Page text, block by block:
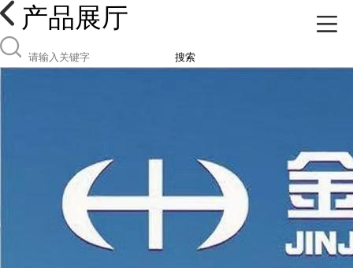
产品展厅
搜索